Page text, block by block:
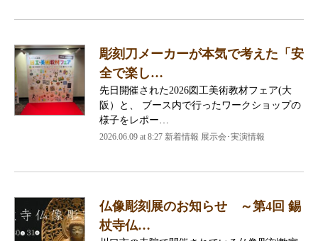
彫刻刀メーカーが本気で考えた「安
全で楽し…
先日開催された2026図工美術教材フェア(大
阪）と、 ブース内で行ったワークショップの
様子をレポー…
2026.06.09 at 8:27 新着情報 展示会･実演情報
仏像彫刻展のお知らせ ～第4回 錫
杖寺仏…